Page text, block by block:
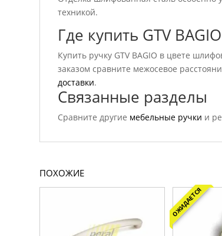
техникой.
Где купить GTV
Купить ручку GTV BAGIO в цвете
заказом сравните межосевое
доставки.
Связанные разделы
Сравните другие мебельные ручки и
ПОХОЖИЕ
ОЖИДАЕТСЯ